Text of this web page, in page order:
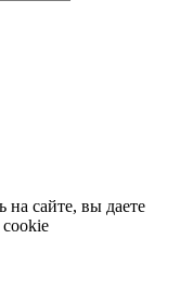
сайте, вы даете